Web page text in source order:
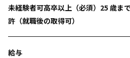
未経験者可高卒以上（必須）25 歳ま
許（就職後の取得可）
給与